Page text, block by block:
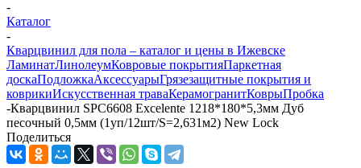
-
Каталог
-
Кварцвинил для пола – каталог и цены в Ижевске
ЛаминатЛинолеумКовровые покрытияПаркетная
доскаПодложкаАксессуарыГрязезащитные покрытия и
коврикиИскусственная траваКерамогранитКоврыПробка
-Кварцвинил SPC6608 Excelente 1218*180*5,3мм Дуб
песочный 0,5мм (1уп/12шт/S=2,631м2) New Lock
Поделиться